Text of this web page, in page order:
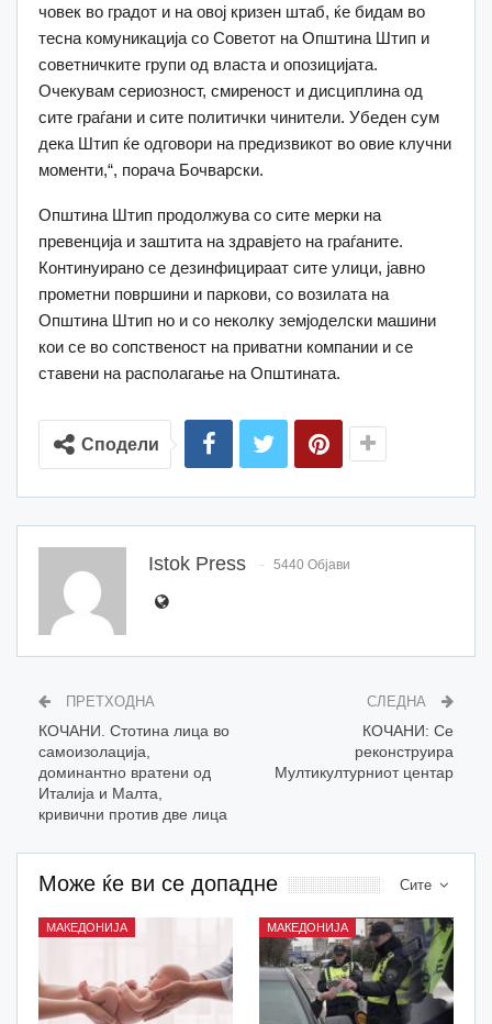
човек во градот и на овој кризен штаб, ќе бидам во
тесна комуникација со Советот на Општина Штип и
советничките групи од власта и опозицијата.
Очекувам сериозност, смиреност и дисциплина од
сите граѓани и сите политички чинители. Убеден сум
дека Штип ќе одговори на предизвикот во овие клучни
моменти,“, порача Бочварски.
Општина Штип продолжува со сите мерки на
превенција и заштита на здравјето на граѓаните.
Континуирано се дезинфицираат сите улици, јавно
прометни површини и паркови, со возилата на
Општина Штип но и со неколку земјоделски машини
кои се во сопственост на приватни компании и се
ставени на располагање на Општината.
Сподели
Istok Press 5440 Објави
ПРЕТХОДНА
КОЧАНИ. Стотина лица во
самоизолација,
доминантно вратени од
Италија и Малта,
кривични против две лица
СЛЕДНА
КОЧАНИ: Се
реконструира
Мултикултурниот центар
Сите
Може ќе ви се допадне
МАКЕДОНИЈА МАКЕДОНИЈА